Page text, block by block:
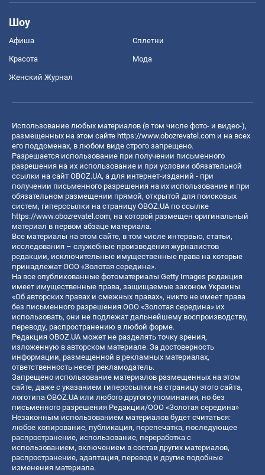
Шоу
Афиша Сплетни
Красота Мода
Женский Журнал
Использование любых материалов (в том числе фото- и видео-),
размещенных на этом сайте https://www.obozrevatel.com и на всех
его поддоменах, в любом виде строго запрещено.
Разрешается использование при получении письменного
разрешения на их использование и при условии обязательной
ссылки на сайт OBOZ.UA, а для интернет-изданий - при
получении письменного разрешения на их использование и при
обязательном размещении прямой, открытой для поисковых
систем, гиперссылки на страницу OBOZ.UA по ссылке
https://www.obozrevatel.com, на которой размещен оригинальный
материал в первом абзаце материала.
Все материалы на этом сайте, в том числе интервью, статьи,
исследования – служебные произведения журналистов
редакции, исключительные имущественные права на которые
принадлежат ООО «Золотая середина».
На все опубликованные фотоматериалы Getty Images редакция
имеет имущественные права, защищаемые законом Украины
«Об авторских правах и смежных правах», никто не имеет права
без письменного разрешения ООО «Золотая середина» их
использовать, они не подлежат дальнейшему воспроизводству,
переводу, распространению в любой форме.
Редакция OBOZ.UA может не разделять точку зрения,
изложенную в авторском материале. За достоверность
информации, размещенной в рекламных материалах,
ответственность несет рекламодатель.
Запрещено использование материалов размещенных на этом
сайте, даже с указанием гиперссылки на страницу этого сайта,
логотипа OBOZ.UA или любого другого упоминания, но без
письменного разрешения Редакции/ООО «Золотая середина»
Незаконным использованием материалов будет считаться:
любое копирование, публикация, перепечатка, последующее
распространение, использование, переработка с
использованием, включением в состав других материалов,
распространение, адаптация, перевод и другие подобные
изменения материала.